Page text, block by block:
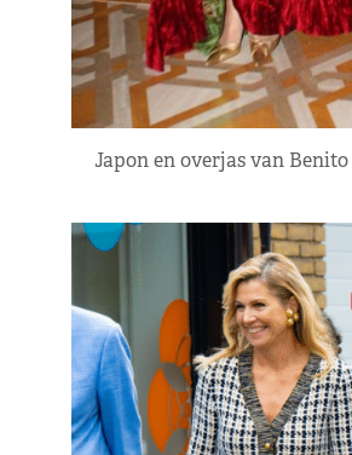
Japon en overjas van